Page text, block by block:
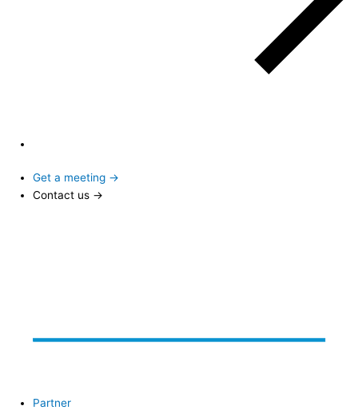
Get a meeting →
Contact us →
Partner